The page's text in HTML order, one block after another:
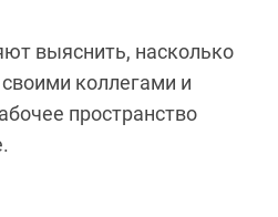
выяснить, насколько
коллегами и
пространство